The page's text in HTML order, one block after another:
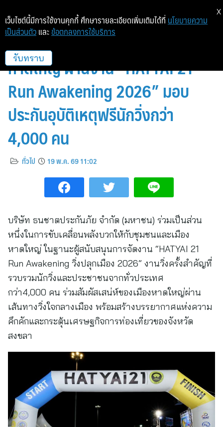
ธนชาตประกันภัย ร่วมปลุกเมือง
หาดใหญ่ ผ่านงาน “HATYAI 21
Run Awakening 2026” มอบ
ประกันอุบัติเหตุฟรีนักวิ่งกว่า
4,000 คน
ทั่วไป 19 พ.ค. 69 11:02
บริษัท ธนชาตประกันภัย จำกัด (มหาชน) ร่วมเป็นส่วน
หนึ่งในการขับเคลื่อนพลังบวกให้กับชุมชนและเมือง
หาดใหญ่ ในฐานะผู้สนับสนุนการจัดงาน “HATYAI 21
Run Awakening วิ่งปลุกเมือง 2026” งานวิ่งครั้งสำคัญที่
รวบรวมนักวิ่งและประชาชนจากทั่วประเทศ
กว่า4,000 คน ร่วมสัมผัสเสน่ห์ของเมืองหาดใหญ่ผ่าน
เส้นทางวิ่งใจกลางเมือง พร้อมสร้างบรรยากาศแห่งความ
คึกคักและกระตุ้นเศรษฐกิจการท่องเที่ยวของจังหวัด
สงขลา
เว็บไซต์นี้มีการใช้งานคุกกี้ ศึกษารายละเอียดเพิ่มเติมได้ที่ นโยบายความ
เป็นส่วนตัว และ ข้อตกลงการใช้บริการ
รับทราบ
X